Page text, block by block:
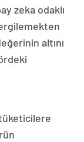
zeka odaklı
altını